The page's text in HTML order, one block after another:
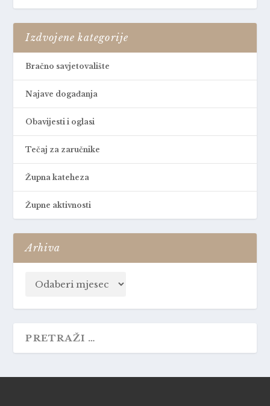
Izdvojene kategorije
Bračno savjetovalište
Najave događanja
Obavijesti i oglasi
Tečaj za zaručnike
Župna kateheza
Župne aktivnosti
Arhiva